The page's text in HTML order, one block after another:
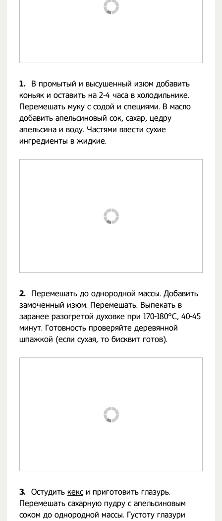
1.
В промытый и высушенный изюм добавить
коньяк и оставить на 2-4 часа в холодильнике.
Перемешать муку с содой и специями. В масло
добавить апельсиновый сок, сахар, цедру
апельсина и воду. Частями ввести сухие
ингредиенты в жидкие.
2.
Перемешать до однородной массы. Добавить
замоченный изюм. Перемешать. Выпекать в
заранее разогретой духовке при 170-180°С, 40-45
минут. Готовность проверяйте деревянной
шпажкой (если сухая, то бисквит готов).
3. Остудить кекс и приготовить глазурь.
Перемешать сахарную пудру с апельсиновым
соком до однородной массы. Густоту глазури